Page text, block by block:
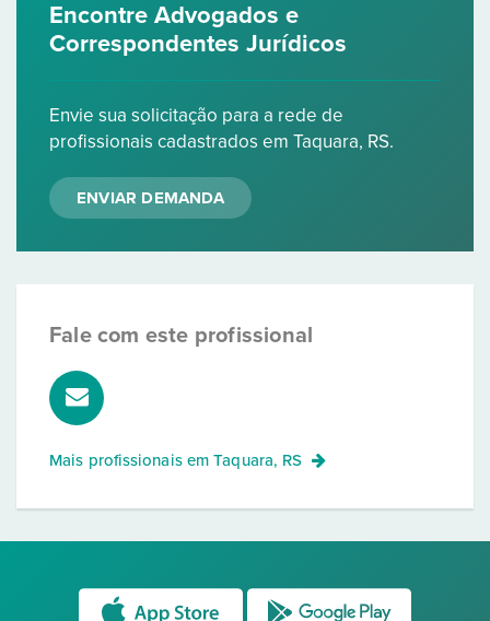
Encontre Advogados e
Correspondentes Jurídicos
Envie sua solicitação para a rede de
profissionais cadastrados em Taquara, RS.
ENVIAR DEMANDA
Fale com este profissional
Mais profissionais emTaquara, RS